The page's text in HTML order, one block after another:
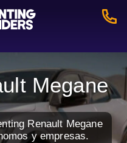
Megane
Renault Megane
y empresas.